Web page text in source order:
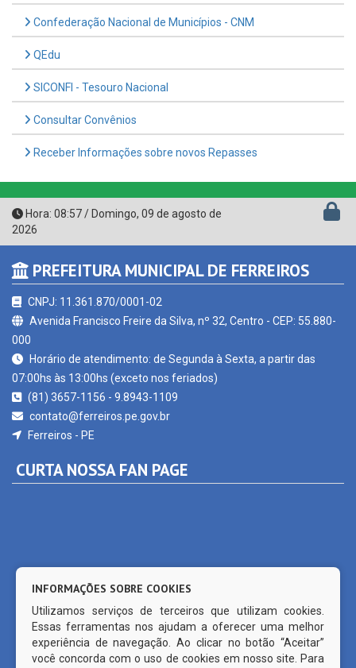
QEdu
SICONFI - Tesouro Nacional
Consultar Convênios
Receber Informações sobre novos Repasses
Hora:08:57/Domingo,09 de agosto de
2026
PREFEITURA MUNICIPAL DE FERREIROS
CNPJ: 11.361.870/0001-02
000
Horário de atendimento: de Segunda à Sexta, a partir das
contato@ferreiros.pe.gov.br
Ferreiros - PE
CURTA NOSSA FAN PAGE
INFORMAÇÕES SOBRE COOKIES
Utilizamos serviços de terceiros que utilizam cookies.
Essas ferramentas nos ajudam a oferecer uma melhor
experiência de navegação. Ao clicar no botão “Aceitar”
você concorda com o uso de cookies em nosso site. Para